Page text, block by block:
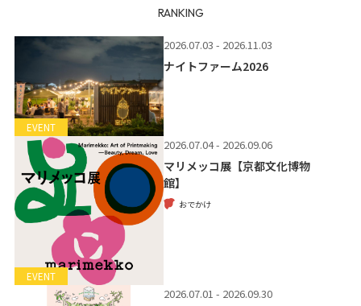
RANKING
EVENT
2026.07.03 - 2026.11.03
ナイトファーム2026
EVENT
2026.07.04 - 2026.09.06
マリメッコ展【京都文化博物
館】
おでかけ
2026.07.01 - 2026.09.30